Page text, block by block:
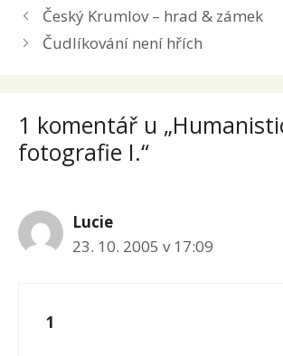
Český Krumlov – hrad & zámek
Čudlíkování není hřích
1 komentář u
fotografie I.“
Lucie
23. 10. 2005 v 17:09
1